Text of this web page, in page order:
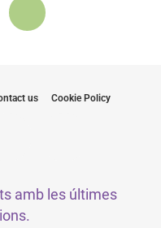
us Cookie Policy
amb les últimes